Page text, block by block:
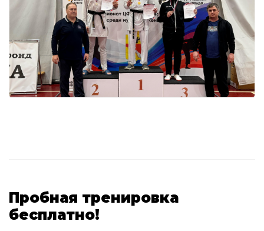
Пробная тренировка
бесплатно!